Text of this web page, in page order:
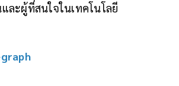
ละผู้ที่สนใจในเทคโนโลยี